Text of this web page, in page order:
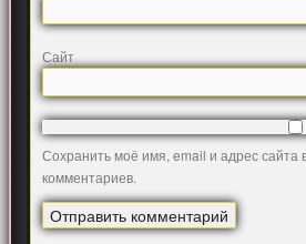
Сайт
Сохранить моё имя, email и адрес
комментариев.